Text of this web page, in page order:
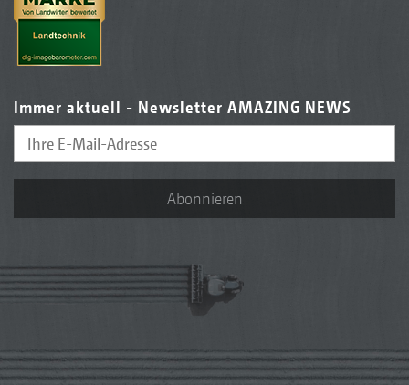
Immer aktuell - Newsletter AMAZING NEWS
Abonnieren